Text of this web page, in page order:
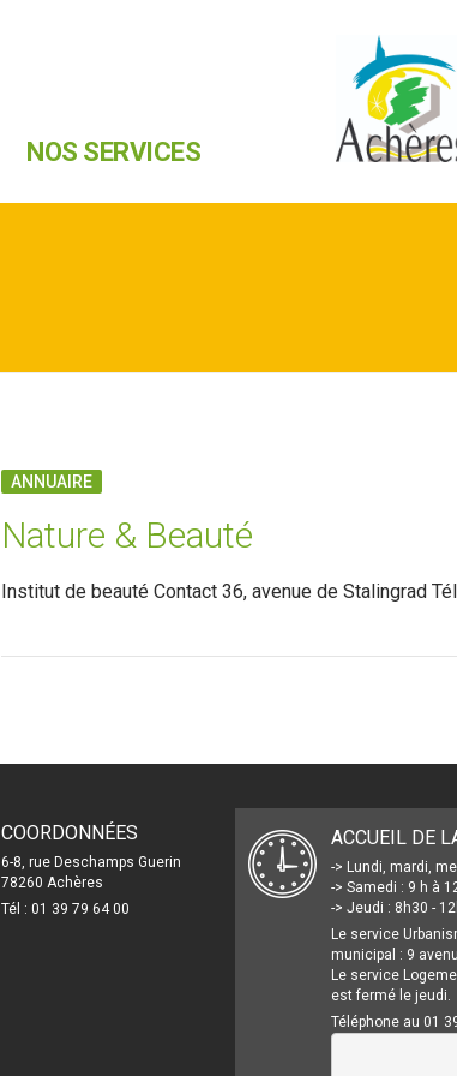
NOS SERVICES
ANNUAIRE
Nature & Beauté
Institut de beauté Contact 36, avenue de Stalingrad
COORDONNÉES
6-8, rue Deschamps Guerin
78260 Achères
Tél : 01 39 79 64 00
ACCUEIL DE
-> Lundi, mardi,
-> Samedi : 9 h à
-> Jeudi : 8h30 -
Le service
municipal : 9
Le service
est fermé le jeudi.
Téléphone au 01